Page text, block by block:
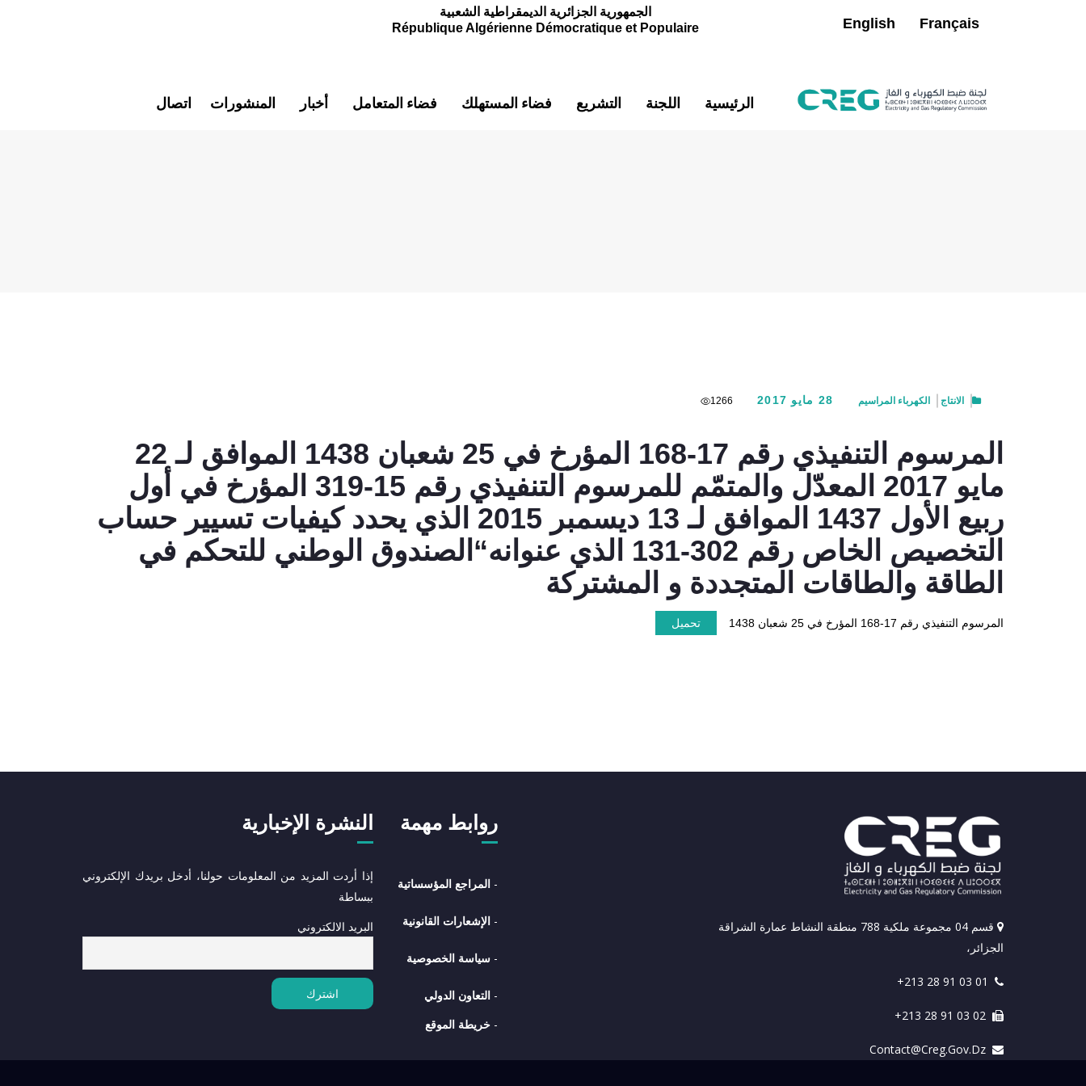
Français
English
الجمهورية الجزائرية الديمقراطية الشعبية
République Algérienne Démocratique et Populaire
الرئيسية اللجنة التشريع فضاء المستهلك فضاء المتعامل أخبار المنشورات اتصال
الانتاج الكهرباء المراسيم 28 مايو 2017 1266
المرسوم التنفيذي رقم 17-168 المؤرخ في 25 شعبان 1438 الموافق لـ 22
مايو 2017 المعدّل والمتمّم للمرسوم التنفيذي رقم 15-319 المؤرخ في أول
ربيع الأول 1437 الموافق لـ 13 ديسمبر 2015 الذي يحدد كيفيات تسيير حساب
التخصيص الخاص رقم 302-131 الذي عنوانه“الصندوق الوطني للتحكم في
الطاقة والطاقات المتجددة و المشتركة
المرسوم التنفيذي رقم 17-168 المؤرخ في 25 شعبان 1438 تحميل
قسم 04 مجموعة ملكية 788 منطقة النشاط عمارة الشراقة
الجزائر،
+213 28 91 03 01
+213 28 91 03 02
Contact@creg.gov.dz
روابط مهمة
- المراجع المؤسساتية
- الإشعارات القانونية
- سياسة الخصوصية
- التعاون الدولي
- خريطة الموقع
النشرة الإخبارية
إذا أردت المزيد من المعلومات حولنا، أدخل بريدك الإلكتروني
ببساطة
البريد الالكتروني